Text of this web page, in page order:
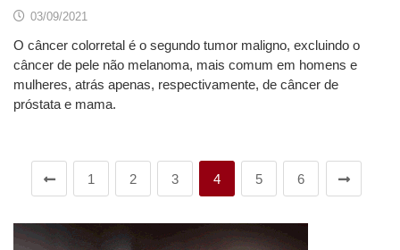
03/09/2021
O câncer colorretal é o segundo tumor maligno, excluindo o
câncer de pele não melanoma, mais comum em homens e
mulheres, atrás apenas, respectivamente, de câncer de
próstata e mama.
1 2 3 4 5 6